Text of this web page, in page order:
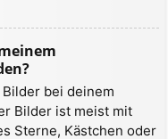
bei deinem
Bilder ist meist mit
Sterne, Kästchen oder